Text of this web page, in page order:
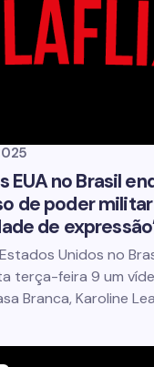
EUA no Brasil
de poder
de
Unidos no
terça-feira 9 um
Branca, Karoline